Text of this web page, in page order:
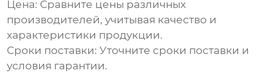
Цена: Сравните цены различных
производителей, учитывая качество и
характеристики продукции.
Сроки поставки: Уточните сроки поставки и
условия гарантии.